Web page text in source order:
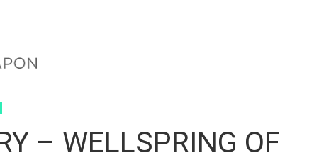
ÉRTÉK
– WELLSPRING OF